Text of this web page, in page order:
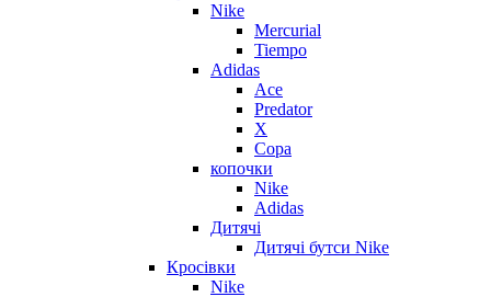
Nike
Mercurial
Tiempo
Adidas
Ace
Predator
X
Copa
копочки
Nike
Adidas
Дитячі
Дитячі бутси Nike
Кросівки
Nike